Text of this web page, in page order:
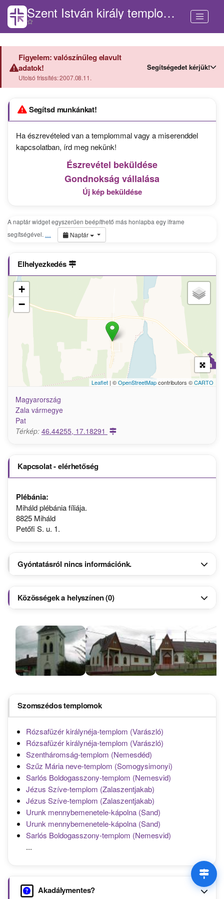
Szent István király templom (Pat)
Akadálymentes?
Figyelem: valószínűleg elavult
adatok!
Utolsó frissítés: 2007.08.11.
Segítségedet kérjük!
Segítsd munkánkat!
Ha észrevételed van a templommal vagy a miserenddel
kapcsolatban, írd meg nekünk!
Észrevétel beküldése
Gondnokság vállalása
Új kép beküldése
A naptár widget egyszerűen beépíthető más honlapba egy iframe
segítségével. … Naptár
Elhelyezkedés
+
−
Leaflet | ©OpenStreetMapcontributors ©CARTO
Magyarország
Zala vármegye
Pat
Térkép: 46.44255, 17.18291
Kapcsolat - elérhetőség
Plébánia:
Miháld plébánia fíliája.
8825 Miháld
Petőfi S. u. 1.
Gyóntatásról nincs információnk.
Közösségek a helyszínen (0)
Szomszédos templomok
Rózsafüzér királynéja-templom (Varászló)
Rózsafüzér királynéja-templom (Varászló)
Szentháromság-templom (Nemesdéd)
Szűz Mária neve-templom (Somogysimonyi)
Sarlós Boldogasszony-templom (Nemesvid)
Jézus Szíve-templom (Zalaszentjakab)
Jézus Szíve-templom (Zalaszentjakab)
Urunk mennybemenetele-kápolna (Sand)
Urunk mennybemenetele-kápolna (Sand)
Sarlós Boldogasszony-templom (Nemesvid)
...